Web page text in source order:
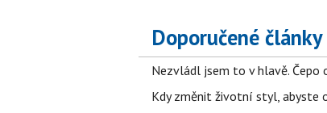
Doporučené články
Nezvládl jsem to v hlavě. Čepo
Kdy změnit životní styl, abyste